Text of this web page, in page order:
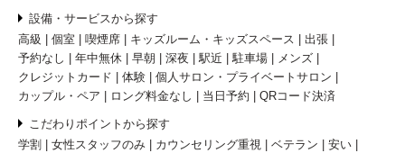
設備・サービスから探す
高級
個室 喫煙席 キッズルーム・キッズスペース
出張
予約なし
年中無休 早朝 深夜 駅近 駐車場
メンズ
クレジットカード
体験
個人サロン・プライベートサロン
カップル・ペア
ロング料金なし 当日予約 QRコード決済
こだわりポイントから探す
学割
女性スタッフのみ カウンセリング重視 ベテラン
安い